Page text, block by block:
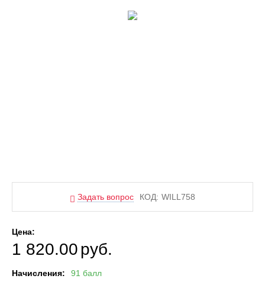
Задать вопрос КОД: WILL758
Цена:
1 820.00руб.
Начисления: 91 балл